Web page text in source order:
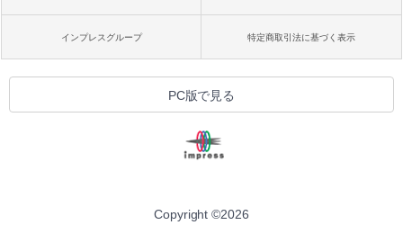
インプレスグループ 特定商取引法に基づく表示
PC版で見る
Copyright ©2026